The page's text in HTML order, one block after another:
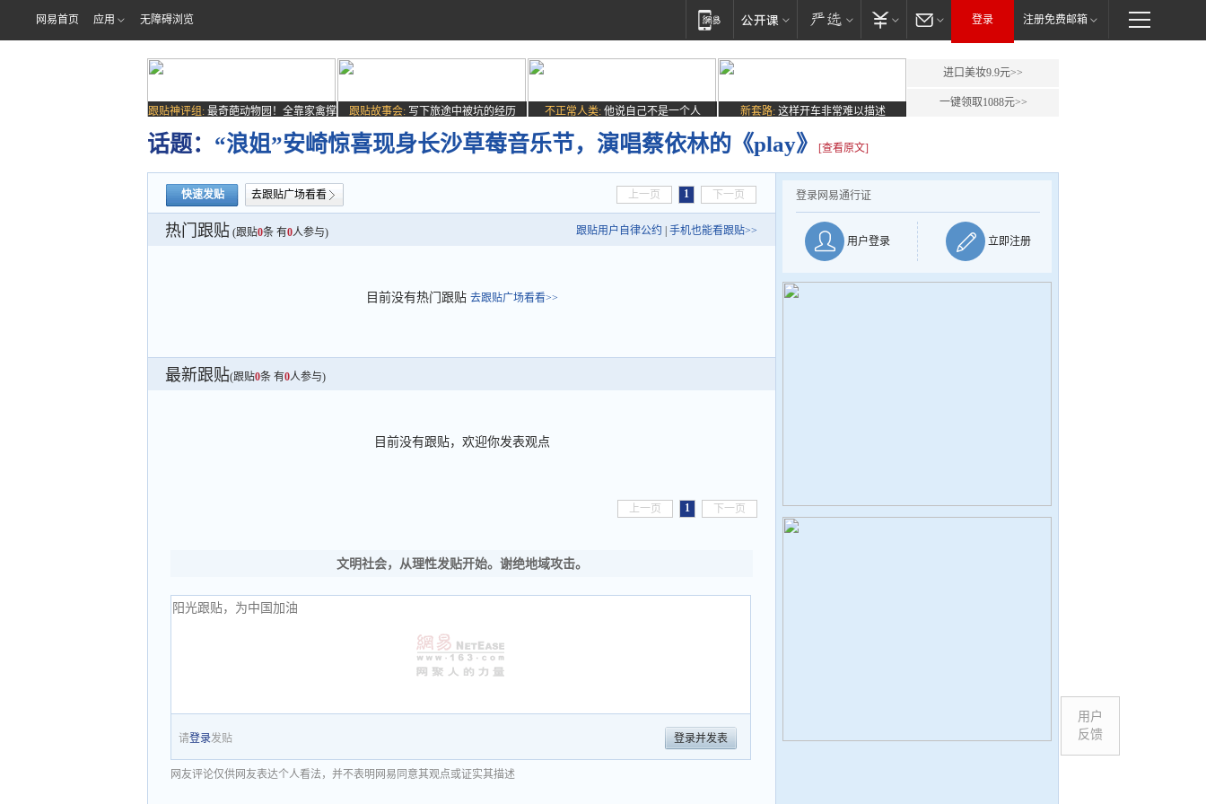
网易首页 应用 无障碍浏览 登录 注册免费邮箱
跟贴神评组: 最奇葩动物园！全靠家禽撑
场子
跟贴故事会: 写下旅途中被坑的经历 不正常人类: 他说自己不是一个人 新套路: 这样开车非常难以描述
进口美妆9.9元>>
一键领取1088元>>
话题： “浪姐”安崎惊喜现身长沙草莓音乐节，演唱蔡依林的《play》 [查看原文]
快速发贴 去跟贴广场看看 上一页 1 下一页
热门跟贴 (跟贴0条 有0人参与) 跟贴用户自律公约 手机也能看跟贴>>
目前没有热门跟贴 去跟贴广场看看>>
最新跟贴(跟贴0条 有0人参与)
目前没有跟贴，欢迎你发表观点
上一页 1 下一页
文明社会，从理性发贴开始。谢绝地域攻击。
请登录发贴 登录并发表
网友评论仅供网友表达个人看法，并不表明网易同意其观点或证实其描述
登录网易通行证
用户登录 立即注册
用户
反馈